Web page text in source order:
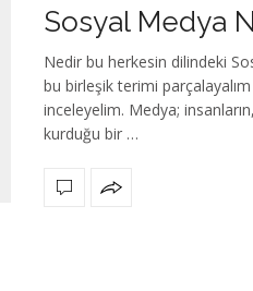
Sosyal Medya
Nedir bu herkesin dilindeki
bu birleşik terimi
inceleyelim. Medya;
kurduğu bir …